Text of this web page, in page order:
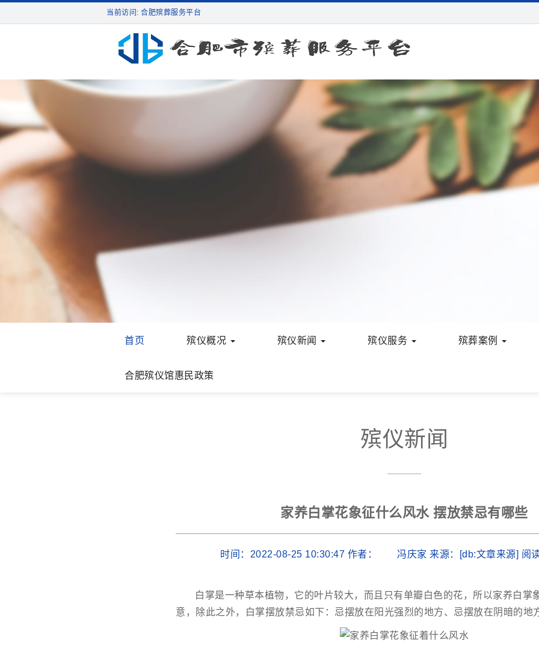
当前访问: 合肥殡葬服务平台
首页 殡仪概况 殡仪新闻 殡仪服务 殡葬案例
合肥殡仪馆惠民政策
殡仪新闻
家养白掌花象征什么风水 摆放禁忌有哪些
时间：2022-08-25 10:30:47 作者： 冯庆家 来源：[db:文章来源] 阅
白掌是一种草本植物，它的叶片较大，而且只有单瓣白色的花，所以家养白掌
意，除此之外，白掌摆放禁忌如下：忌摆放在阳光强烈的地方、忌摆放在阴暗的地